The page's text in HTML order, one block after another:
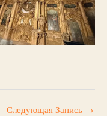
Следующая Запись →